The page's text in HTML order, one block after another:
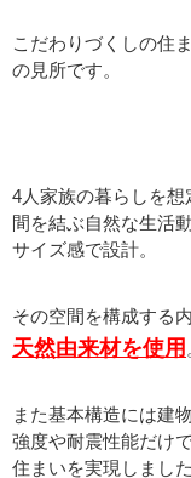
こだわりづくしの住
の見所です。
4人家族の暮らしを
間を結ぶ自然な生活
サイズ感で設計。
その空間を構成する
天然由来材を使用
また基本構造には建
強度や耐震性能だけ
住まいを実現しました